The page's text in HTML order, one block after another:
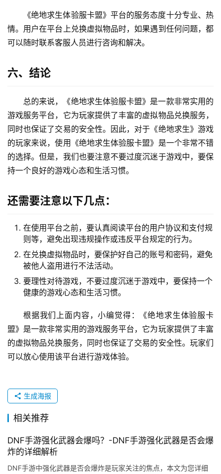
《绝地求生体验服卡盟》平台的服务态度十分专业、热
情。用户在平台上兑换虚拟物品时，如果遇到任何问题，都
可以随时联系客服人员进行咨询和解决。
六、结论
总的来说，《绝地求生体验服卡盟》是一款非常实用的
游戏服务平台，它为玩家提供了丰富的虚拟物品兑换服务，
同时也保证了交易的安全性。因此，对于《绝地求生》游戏
的玩家来说，使用《绝地求生体验服卡盟》是一个非常不错
的选择。但是，我们也要注意不要过度沉迷于游戏中，要保
持一个良好的游戏心态和生活习惯。
还需要注意以下几点：
在使用平台之前，要认真阅读平台的用户协议和支付规
则等，避免出现违规操作或违反平台规定的行为。
在兑换虚拟物品时，要保护好自己的账号和密码，避免
被他人盗用进行不法活动。
要理性对待游戏，不要过度沉迷于游戏中，要保持一个
健康的游戏心态和生活习惯。
根据我们上面内容，小编觉得：《绝地求生体验服卡
盟》是一款非常实用的游戏服务平台，它为玩家提供了丰富
的虚拟物品兑换服务，同时也保证了交易的安全性。玩家们
可以放心使用该平台进行游戏体验。
生成海报
相关推荐
DNF手游强化武器会爆吗？-DNF手游强化武器是否会爆
炸的详细解析
DNF手游中强化武器是否会爆炸是玩家关注的焦点，本文为您详细